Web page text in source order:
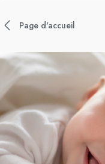
Page d'accueil